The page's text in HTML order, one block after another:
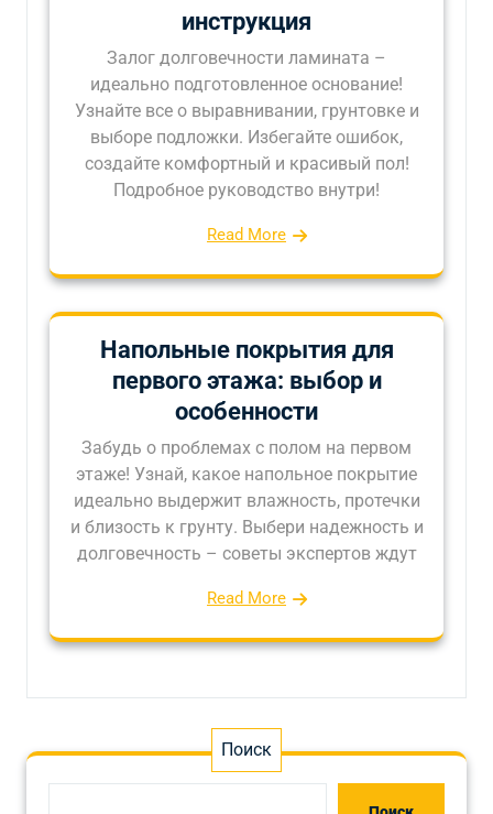
инструкция
Залог долговечности ламината –
идеально подготовленное основание!
Узнайте все о выравнивании, грунтовке и
выборе подложки. Избегайте ошибок,
создайте комфортный и красивый пол!
Подробное руководство внутри!
Read More
Напольные покрытия для
первого этажа: выбор и
особенности
Забудь о проблемах с полом на первом
этаже! Узнай, какое напольное покрытие
идеально выдержит влажность, протечки
и близость к грунту. Выбери надежность и
долговечность – советы экспертов ждут
Read More
Поиск